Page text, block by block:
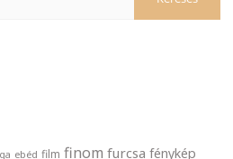
ebéd film finom furcsa fénykép